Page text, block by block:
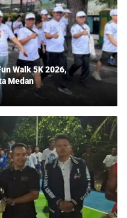
Walk 5K 2026,
Medan